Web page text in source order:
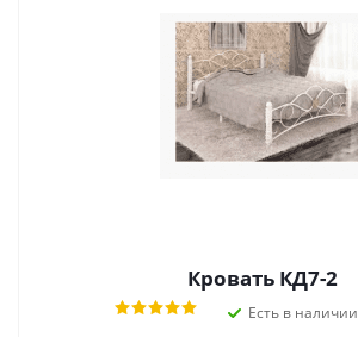
Кровать КД7-2
Есть в наличии